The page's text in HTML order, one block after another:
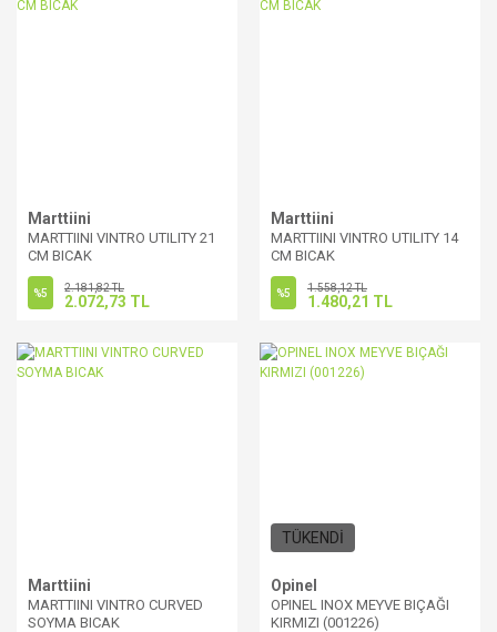
Marttiini
MARTTIINI VINTRO UTILITY 21
CM BICAK
%5 2.181,82 TL
2.072,73 TL
Marttiini
MARTTIINI VINTRO UTILITY 14
CM BICAK
%5 1.558,12 TL
1.480,21 TL
Marttiini
MARTTIINI VINTRO CURVED
SOYMA BICAK
TÜKENDİ
Opinel
OPINEL INOX MEYVE BIÇAĞI
KIRMIZI (001226)